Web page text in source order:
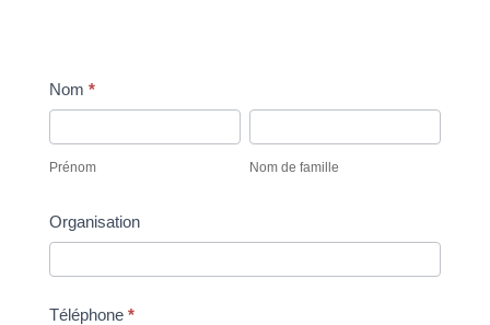
Commande
Nom *
Prénom
de
Nom de famille
Organisation
Téléphone *